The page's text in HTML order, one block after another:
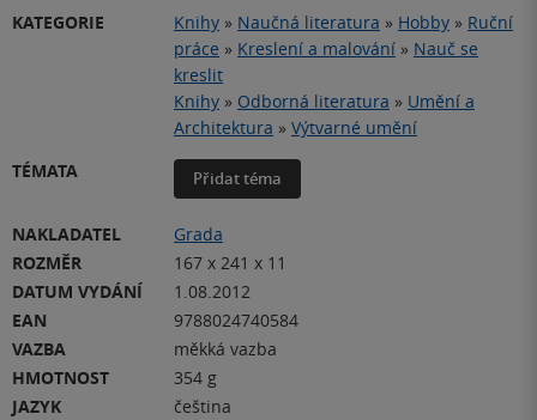
KATEGORIE Knihy » Naučná literatura » Hobby » Ruční
práce » Kreslení a malování » Nauč se
kreslit
Knihy » Odborná literatura » Umění a
Architektura » Výtvarné umění
TÉMATA
Přidat téma
NAKLADATEL
Grada
ROZMĚR
167 x 241 x 11
DATUM VYDÁNÍ
1.08.2012
EAN
9788024740584
VAZBA
měkká vazba
HMOTNOST
354 g
JAZYK
čeština